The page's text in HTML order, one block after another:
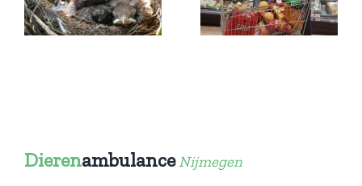
sponsor!
nieuwjaar!
Dierenambulance Nijmegen